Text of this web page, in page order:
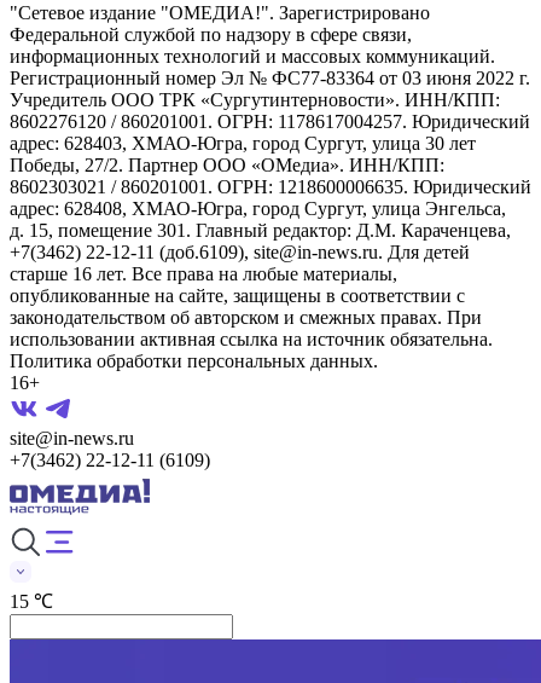
"Сетевое издание "ОМЕДИА!". Зарегистрировано
Федеральной службой по надзору в сфере связи,
информационных технологий и массовых коммуникаций.
Регистрационный номер Эл № ФС77-83364 от 03 июня 2022 г.
Учредитель ООО ТРК «Сургутинтерновости». ИНН/КПП:
8602276120 / 860201001. ОГРН: 1178617004257. Юридический
адрес: 628403, ХМАО-Югра, город Сургут, улица 30 лет
Победы, 27/2. Партнер ООО «ОМедиа». ИНН/КПП:
8602303021 / 860201001. ОГРН: 1218600006635. Юридический
адрес: 628408, ХМАО-Югра, город Сургут, улица Энгельса,
д. 15, помещение 301. Главный редактор: Д.М. Караченцева,
+7(3462) 22-12-11 (доб.6109), site@in-news.ru. Для детей
старше 16 лет. Все права на любые материалы,
опубликованные на сайте, защищены в соответствии с
законодательством об авторском и смежных правах. При
использовании активная ссылка на источник обязательна.
Политика обработки персональных данных.
16+
site@in-news.ru
+7(3462) 22-12-11 (6109)
15 ℃